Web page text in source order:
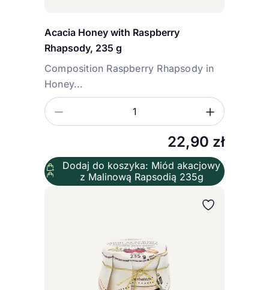
Acacia Honey with Raspberry
Rhapsody, 235 g
Composition Raspberry Rhapsody in
Honey...
22,90 zł
Zmniejsz ilość
Dodaj do koszyka: Miód akacjowy
z Malinową Rapsodią 235g